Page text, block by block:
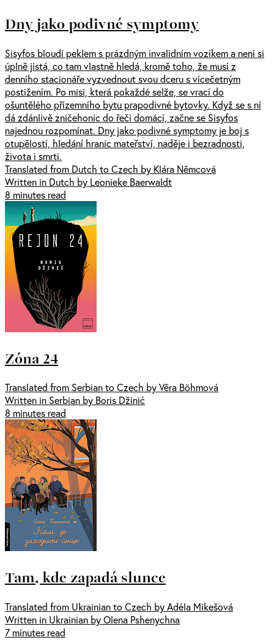
Dny jako podivné symptomy
Sisyfos bloudí peklem s prázdným invalidním vozíkem a není si
úplně jistá, co tam vlastně hledá, kromě toho, že musí z
denního stacionáře vyzvednout svou dceru s vícečetným
postižením. Po misi, která pokaždé selže, se vrací do
ošuntělého přízemního bytu prapodivné bytovky. Když se s ní
dá zdánlivě zničehonic do řeči domácí, začne se Sisyfos
najednou rozpomínat. Dny jako podivné symptomy je boj s
otupělostí, hledání hranic mateřství, naděje i bezradnosti,
života i smrti.
Translated from Dutch to Czech by Klára Němcová
Written in Dutch by Leonieke Baerwaldt
8 minutes read
Zóna 24
Translated from Serbian to Czech by Věra Böhmová
Written in Serbian by Boris Džinić
8 minutes read
Tam, kde zapadá slunce
Translated from Ukrainian to Czech by Adéla Mikešová
Written in Ukrainian by Olena Pshenychna
7 minutes read